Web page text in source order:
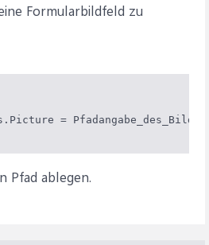
Formularbildfeld zu
= Pfadangabe_des_Bildes
Pfad ablegen.